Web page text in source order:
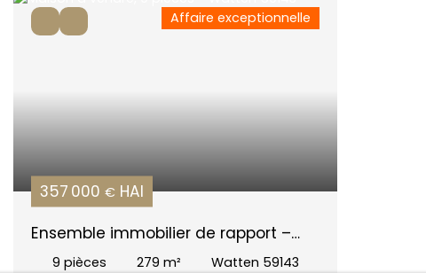
Affaire exceptionnelle
357 000 € HAI
Ensemble immobilier de rapport –
Watten – 279 m²
9 pièces 279 m² Watten 59143